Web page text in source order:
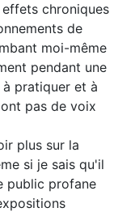
chroniques
de
moi-même
pendant une
pratiquer et à
pas de voix
plus sur la
si je sais qu'il
public profane